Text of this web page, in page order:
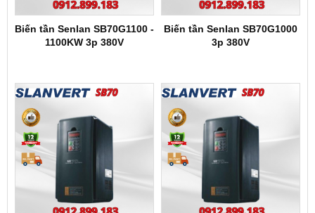
Biến tần Senlan SB70G1100 -
1100KW 3p 380V
Biến tần Senlan SB70G1000
3p 380V